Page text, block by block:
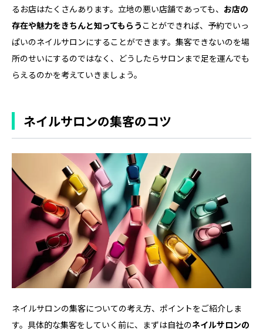
るお店はたくさんあります。立地の悪い店舗であっても、 お店の
存在や魅力をきちんと知ってもらう ことができれば、予約でいっ
ぱいのネイルサロンにすることができます。集客できないのを場
所のせいにするのではなく、どうしたらサロンまで足を運んでも
らえるのかを考えていきましょう。
ネイルサロンの集客のコツ
ネイルサロンの集客についての考え方、ポイントをご紹介しま
す。具体的な集客をしていく前に、まずは自社のネイルサロンの